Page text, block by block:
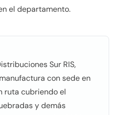
el departamento.
Sur RIS,
con sede en
ruta cubriendo el
y demás